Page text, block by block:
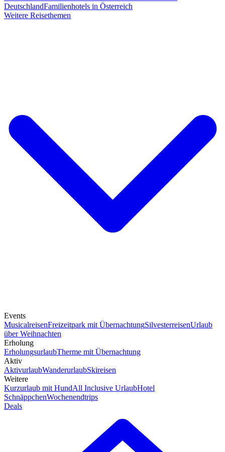
DeutschlandFamilienhotels in Österreich
Weitere Reisethemen
Events
MusicalreisenFreizeitpark mit ÜbernachtungSilvesterreisenUrlaub
über Weihnachten
Erholung
ErholungsurlaubTherme mit Übernachtung
Aktiv
AktivurlaubWanderurlaubSkireisen
Weitere
Kurzurlaub mit HundAll Inclusive UrlaubHotel
SchnäppchenWochenendtrips
Deals